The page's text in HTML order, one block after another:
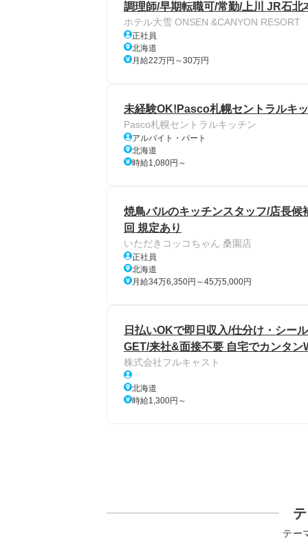
調理師/早期転職可/常勤/上川 JR石北
ホテル大雪 ONSEN &CANYON RESORT
正社員
北海道
月給22万円～30万円
未経験OK!Pasco札幌セントラルキ
Pasco札幌セントラルキッチン
アルバイト・パート
北海道
時給1,080円～
焼鳥バルのキッチンスタッフ/店長
回 規定あり
いただきコッコちゃん 桑園店
正社員
北海道
月給34万6,350円～45万5,000円
日払いOKで即日収入/仕分け・シー
GET/来社&面接不要 自宅でカンタン
株式会社フルキャスト
北海道
時給1,300円～
テー